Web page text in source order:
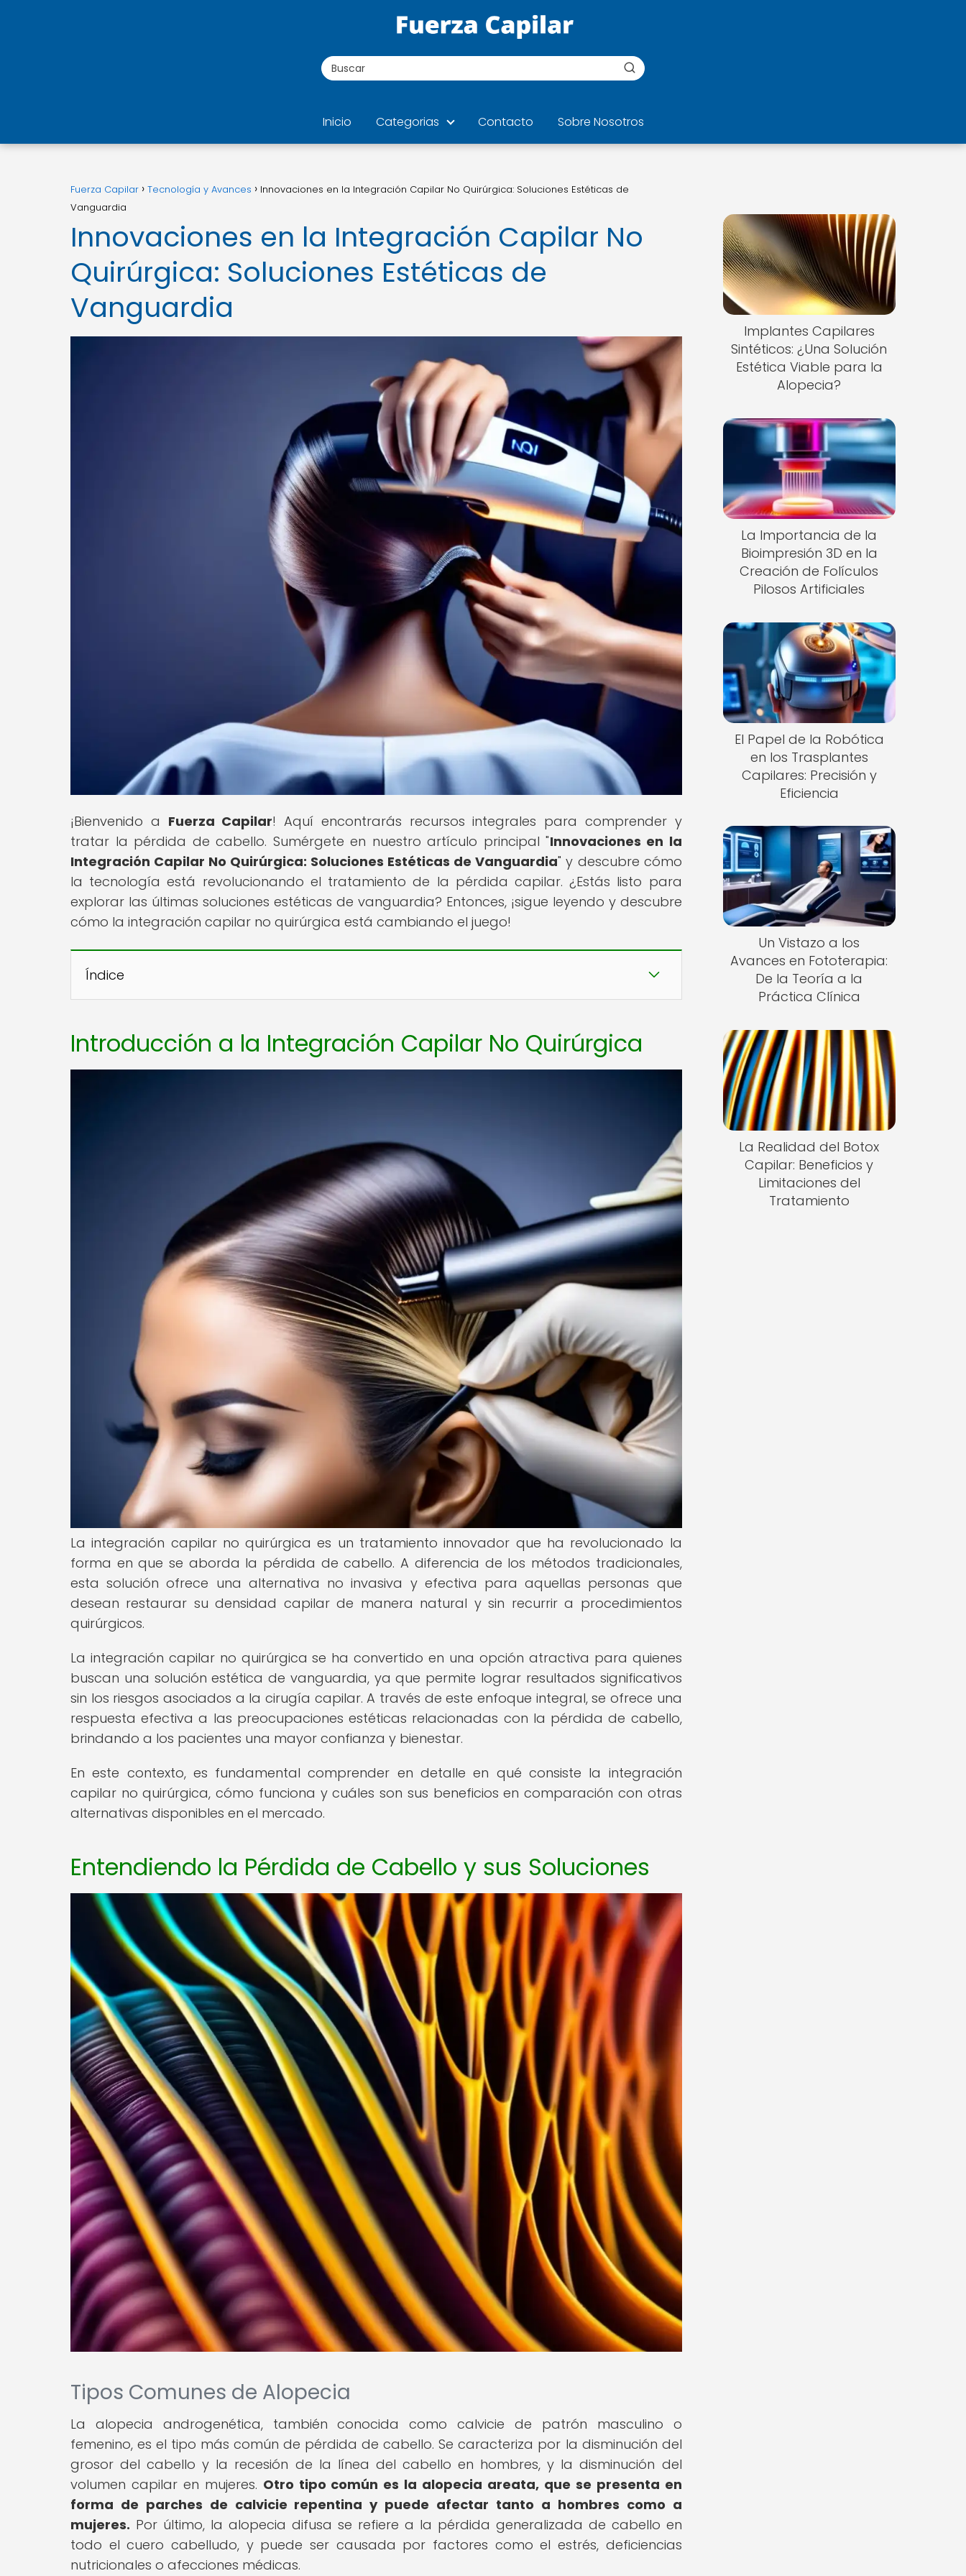
Inicio Categorias Contacto Sobre Nosotros
Fuerza Capilar Tecnología y Avances
Innovaciones en la Integración Capilar No Quirúrgica: Soluciones Estéticas de
Vanguardia
Innovaciones en la Integración Capilar No
Quirúrgica: Soluciones Estéticas de
Vanguardia
¡Bienvenido a Fuerza Capilar! Aquí encontrarás recursos integrales para comprender y
tratar la pérdida de cabello. Sumérgete en nuestro artículo principal "Innovaciones en la
Integración Capilar No Quirúrgica: Soluciones Estéticas de Vanguardia" y descubre cómo
la tecnología está revolucionando el tratamiento de la pérdida capilar. ¿Estás listo para
explorar las últimas soluciones estéticas de vanguardia? Entonces, ¡sigue leyendo y descubre
cómo la integración capilar no quirúrgica está cambiando el juego!
Índice
Introducción a la Integración Capilar No Quirúrgica
La integración capilar no quirúrgica es un tratamiento innovador que ha revolucionado la
forma en que se aborda la pérdida de cabello. A diferencia de los métodos tradicionales,
esta solución ofrece una alternativa no invasiva y efectiva para aquellas personas que
desean restaurar su densidad capilar de manera natural y sin recurrir a procedimientos
quirúrgicos.
La integración capilar no quirúrgica se ha convertido en una opción atractiva para quienes
buscan una solución estética de vanguardia, ya que permite lograr resultados significativos
sin los riesgos asociados a la cirugía capilar. A través de este enfoque integral, se ofrece una
respuesta efectiva a las preocupaciones estéticas relacionadas con la pérdida de cabello,
brindando a los pacientes una mayor confianza y bienestar.
En este contexto, es fundamental comprender en detalle en qué consiste la integración
capilar no quirúrgica, cómo funciona y cuáles son sus beneficios en comparación con otras
alternativas disponibles en el mercado.
Entendiendo la Pérdida de Cabello y sus Soluciones
Tipos Comunes de Alopecia
La alopecia androgenética, también conocida como calvicie de patrón masculino o
femenino, es el tipo más común de pérdida de cabello. Se caracteriza por la disminución del
grosor del cabello y la recesión de la línea del cabello en hombres, y la disminución del
volumen capilar en mujeres. Otro tipo común es la alopecia areata, que se presenta en
forma de parches de calvicie repentina y puede afectar tanto a hombres como a
mujeres. Por último, la alopecia difusa se refiere a la pérdida generalizada de cabello en
todo el cuero cabelludo, y puede ser causada por factores como el estrés, deficiencias
nutricionales o afecciones médicas.
Implantes Capilares
Sintéticos: ¿Una Solución
Estética Viable para la
Alopecia?
La Importancia de la
Bioimpresión 3D en la
Creación de Folículos
Pilosos Artificiales
El Papel de la Robótica
en los Trasplantes
Capilares: Precisión y
Eficiencia
Un Vistazo a los
Avances en Fototerapia:
De la Teoría a la
Práctica Clínica
La Realidad del Botox
Capilar: Beneficios y
Limitaciones del
Tratamiento